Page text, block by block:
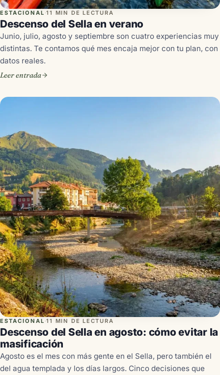
ESTACIONAL ·11 MIN DE LECTURA
Descenso del Sella en verano
Junio, julio, agosto y septiembre son cuatro experiencias muy
distintas. Te contamos qué mes encaja mejor con tu plan, con
datos reales.
Leer entrada
ESTACIONAL ·11 MIN DE LECTURA
Descenso del Sella en agosto: cómo evitar la
masificación
Agosto es el mes con más gente en el Sella, pero también el
del agua templada y los días largos. Cinco decisiones que